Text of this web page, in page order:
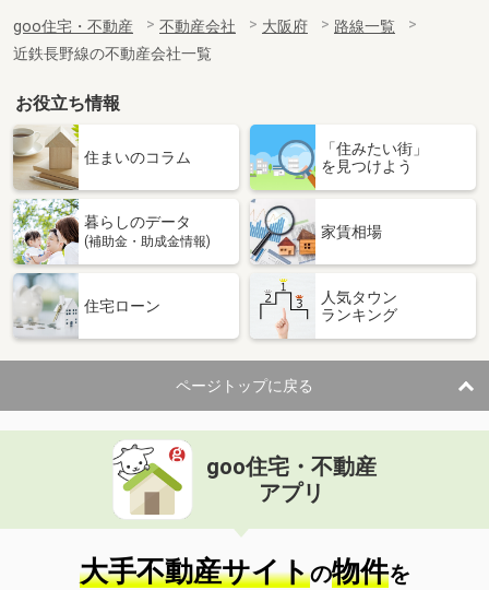
goo住宅・不動産 不動産会社 大阪府
路線一覧
近鉄長野線の不動産会社一覧
お役立ち情報
住まいのコラム
「住みたい街」
を見つけよう
暮らしのデータ
(補助金・助成金情報)
家賃相場
住宅ローン
人気タウン
ランキング
ページトップに戻る
goo住宅・不動産
アプリ
大手不動産サイトの物件を